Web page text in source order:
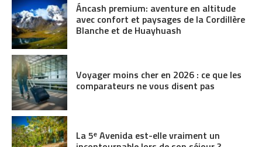
Áncash premium: aventure en altitude
avec confort et paysages de la Cordillère
Blanche et de Huayhuash
Voyager moins cher en 2026 : ce que les
comparateurs ne vous disent pas
La 5ᵉ Avenida est-elle vraiment un